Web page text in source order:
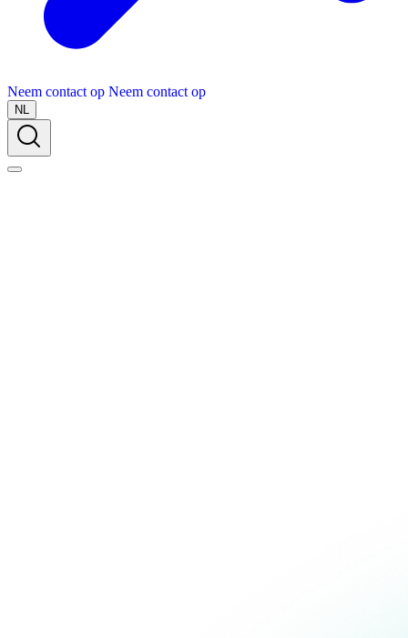
Neem contact op Neem contact op
NL